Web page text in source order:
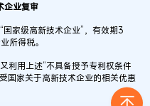
企业复审
家级高新技术企业”，有效期3
所得税。
用上述“不具备授予专利权条件
国家关于高新技术企业的相关优惠